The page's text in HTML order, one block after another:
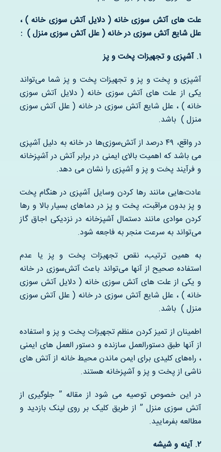
علت های آتش سوزی خانه ( دلایل آتش سوزی خانه ) ،
علل شایع آتش سوزی در خانه ( علل آتش سوزی منزل ) :
۱.آشپزی و تجهیزات پخت و پز
آشپزی و پخت و پز و تجهیزات پخت و پز شما می‌تواند
یکی از علت های آتش سوزی خانه ( دلایل آتش سوزی
خانه ) ، علل شایع آتش سوزی در خانه ( علل آتش سوزی
منزل ) باشد.
در واقع، ۴۹ درصد از آتش‌سوزی‌ها در خانه به دلیل آشپزی
می باشد که اهمیت بالای ایمنی در برابر آتش در آشپزخانه
و فرآیند پخت و پز و آشپزی را نشان می دهد.
عادت‌هایی مانند رها کردن وسایل آشپزی در هنگام پخت
و پز بدون مراقبت، پخت و پز در دماهای بسیار بالا و رها
کردن موادی مانند دستمال آشپزخانه در نزدیکی اجاق گاز
می‌تواند به سرعت منجر به فاجعه شود.
به همین ترتیب، نقص تجهیزات پخت و پز یا عدم
استفاده صحیح از آنها می‌تواند باعث آتش‌سوزی در خانه
و یکی از علت های آتش سوزی خانه ( دلایل آتش سوزی
خانه ) ، علل شایع آتش سوزی در خانه ( علل آتش سوزی
منزل ) باشد.
اطمینان از تمیز کردن منظم تجهیزات پخت و پز و استفاده
از آنها طبق دستورالعمل سازنده و دستور العمل های ایمنی
، راه‌های کلیدی برای ایمن ماندن محیط خانه از آتش های
ناشی از پخت و پز و آشپزخانه هستند.
در این خصوص توصیه می شود از مقاله ” جلوگیری از
آتش سوزی منزل ” از طریق کلیک بر روی لینک بازدید و
مطالعه بفرمایید.
۲.آینه و شیشه